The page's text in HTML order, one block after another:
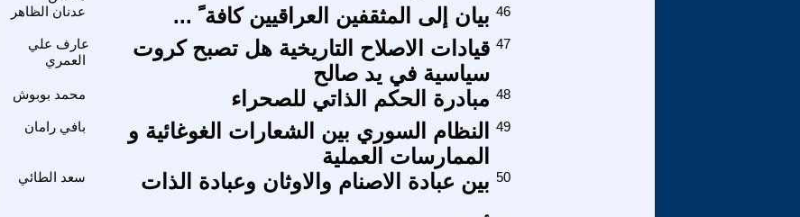
عدنان الظاهر بيان إلى المثقفين العراقيين كافة ً ... 46
عارف علي
العمري
قيادات الاصلاح التاريخية هل تصبح كروت
سياسية في يد صالح
47
محمد بوبوش مبادرة الحكم الذاتي للصحراء 48
بافي رامان
النظام السوري بين الشعارات الغوغائية و
الممارسات العملية
49
سعد الطائي بين عبادة الاصنام والاوثان وعبادة الذات 50